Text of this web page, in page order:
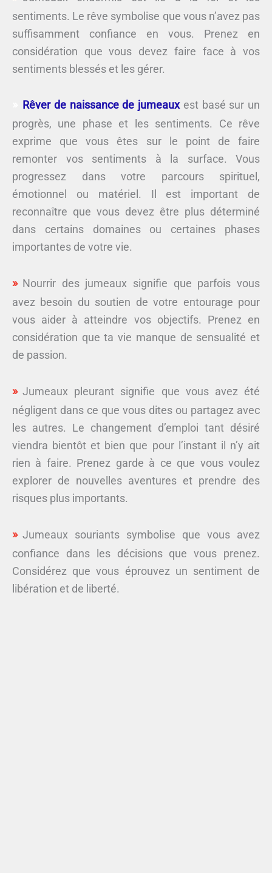
sentiments. Le rêve symbolise que vous n’avez pas
suffisamment confiance en vous. Prenez en
considération que vous devez faire face à vos
sentiments blessés et les gérer.
Rêver de naissance de jumeauxest basé sur un
progrès, une phase et les sentiments. Ce rêve
exprime que vous êtes sur le point de faire
remonter vos sentiments à la surface. Vous
progressez dans votre parcours spirituel,
émotionnel ou matériel. Il est important de
reconnaître que vous devez être plus déterminé
dans certains domaines ou certaines phases
importantes de votre vie.
Nourrir des jumeaux signifie que parfois vous
avez besoin du soutien de votre entourage pour
vous aider à atteindre vos objectifs. Prenez en
considération que ta vie manque de sensualité et
de passion.
Jumeaux pleurant signifie que vous avez été
négligent dans ce que vous dites ou partagez avec
les autres. Le changement d’emploi tant désiré
viendra bientôt et bien que pour l’instant il n’y ait
rien à faire. Prenez garde à ce que vous voulez
explorer de nouvelles aventures et prendre des
risques plus importants.
Jumeaux souriants symbolise que vous avez
confiance dans les décisions que vous prenez.
Considérez que vous éprouvez un sentiment de
libération et de liberté.